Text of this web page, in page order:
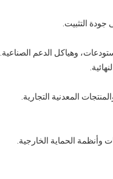
جودة التثبيت.
وهياكل الدعم الصناعية.
المعدنية التجارية.
وأنظمة الحماية الخارجية.